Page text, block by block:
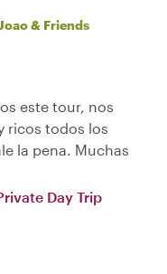
& Friends
este tour, nos
ricos todos los
la pena. Muchas
Day Trip